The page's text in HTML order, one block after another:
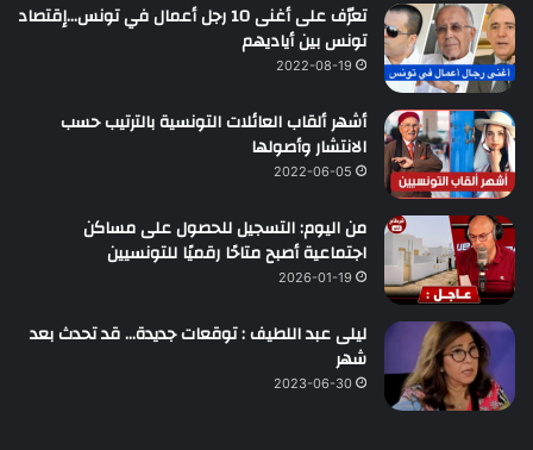
تعرّف على أغنى 10 رجل أعمال في تونس…إقتصاد
تونس بين أياديهم
2022-08-19
أشهر ألقاب العائلات التونسية بالترتيب حسب
الانتشار وأصولها
2022-06-05
من اليوم: التسجيل للحصول على مساكن
اجتماعية أصبح متاحًا رقميًا للتونسيين
2026-01-19
ليلى عبد اللطيف : توقعات جديدة… قد تحدث بعد
شهر
2023-06-30